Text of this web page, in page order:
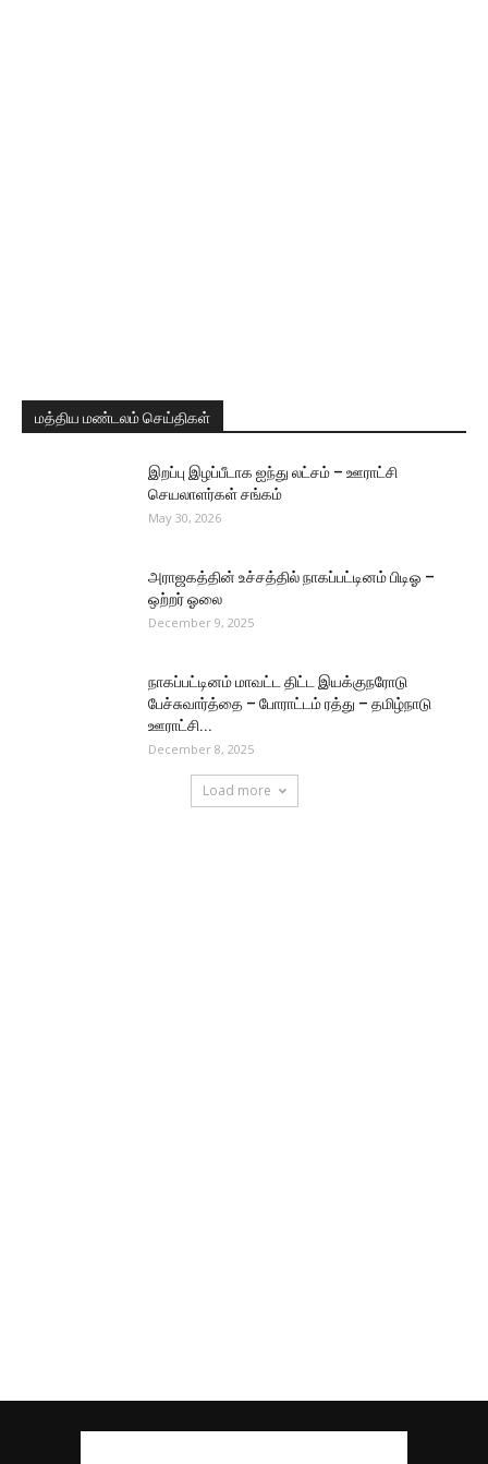
மத்திய மண்டலம் செய்திகள்
இறப்பு இழப்பீடாக ஐந்து லட்சம் – ஊராட்சி
செயலாளர்கள் சங்கம்
May 30, 2026
அராஜகத்தின் உச்சத்தில் நாகப்பட்டினம் பிடிஓ –
ஒற்றர் ஓலை
December 9, 2025
நாகப்பட்டினம் மாவட்ட திட்ட இயக்குநரோடு
பேச்சுவார்த்தை – போராட்டம் ரத்து – தமிழ்நாடு
ஊராட்சி...
December 8, 2025
Load more